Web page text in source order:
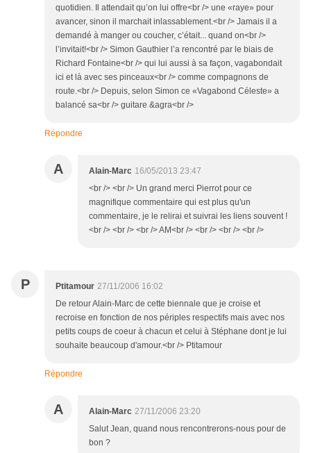
quotidien. Il attendait qu’on lui offre<br /> une «raye» pour
avancer, sinon il marchait inlassablement.<br /> Jamais il a
demandé à manger ou coucher, c’était... quand on<br />
l’invitait!<br /> Simon Gauthier l’a rencontré par le biais de
Richard Fontaine<br /> qui lui aussi à sa façon, vagabondait
ici et là avec ses pinceaux<br /> comme compagnons de
route.<br /> Depuis, selon Simon ce «Vagabond Céleste» a
balancé sa<br /> guitare &agra<br />
Répondre
A Alain-Marc 16/05/2013 23:47
<br /> <br /> Un grand merci Pierrot pour ce
magnifique commentaire qui est plus qu'un
commentaire, je le relirai et suivrai les liens souvent !
<br /> <br /> <br /> AM<br /> <br /> <br /> <br />
P Ptitamour 27/11/2006 16:02
De retour Alain-Marc de cette biennale que je croise et
recroise en fonction de nos périples respectifs mais avec nos
petits coups de coeur à chacun et celui à Stéphane dont je lui
souhaite beaucoup d'amour.<br /> Ptitamour
Répondre
A Alain-Marc 27/11/2006 23:20
Salut Jean, quand nous rencontrerons-nous pour de
bon ?